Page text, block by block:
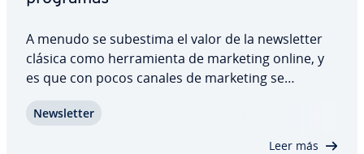
A menudo se subestima el valor de la ne­w­s­le­t­ter
clásica como he­rra­mie­n­ta de marketing online, y
es que con pocos canales de marketing se
efectiva e in­di­vi­dua­li­za­da como con la ne­w­s­le­t­ter.
Ne­w­s­le­t­ter
Leer más